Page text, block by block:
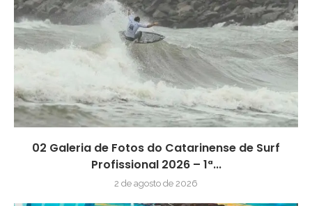
02 Galeria de Fotos do Catarinense de Surf
Profissional 2026 – 1ª...
2 de agosto de 2026